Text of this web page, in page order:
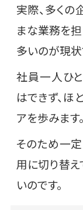
実際、多く
まな業務を
多いのが現状
社員一人ひ
はできず、ほ
アを歩みます。
そのため一
用に切り替
いのです。